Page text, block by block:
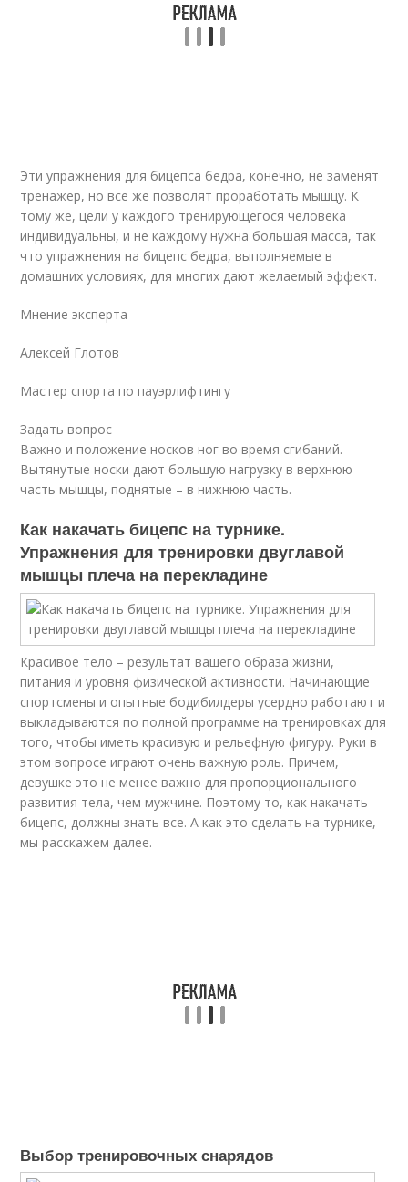
Эти упражнения для бицепса бедра, конечно, не заменят
тренажер, но все же позволят проработать мышцу. К
тому же, цели у каждого тренирующегося человека
индивидуальны, и не каждому нужна большая масса, так
что упражнения на бицепс бедра, выполняемые в
домашних условиях, для многих дают желаемый эффект.
Мнение эксперта
Алексей Глотов
Мастер спорта по пауэрлифтингу
Задать вопрос
Важно и положение носков ног во время сгибаний.
Вытянутые носки дают большую нагрузку в верхнюю
часть мышцы, поднятые – в нижнюю часть.
Как накачать бицепс на турнике.
Упражнения для тренировки двуглавой
мышцы плеча на перекладине
Красивое тело – результат вашего образа жизни,
питания и уровня физической активности. Начинающие
спортсмены и опытные бодибилдеры усердно работают и
выкладываются по полной программе на тренировках для
того, чтобы иметь красивую и рельефную фигуру. Руки в
этом вопросе играют очень важную роль. Причем,
девушке это не менее важно для пропорционального
развития тела, чем мужчине. Поэтому то, как накачать
бицепс, должны знать все. А как это сделать на турнике,
мы расскажем далее.
Выбор тренировочных снарядов